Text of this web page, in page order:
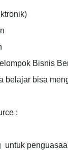
Bisnis
belajar bisa
:
untuk